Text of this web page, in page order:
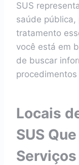
SUS
saúde pública,
tratamento
você está em
de buscar
Locais
SUS